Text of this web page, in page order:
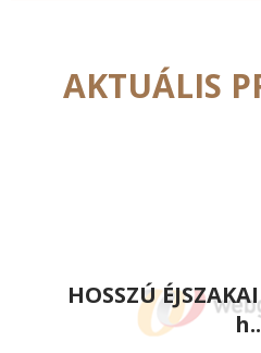
AKTUÁLIS
HOSSZÚ